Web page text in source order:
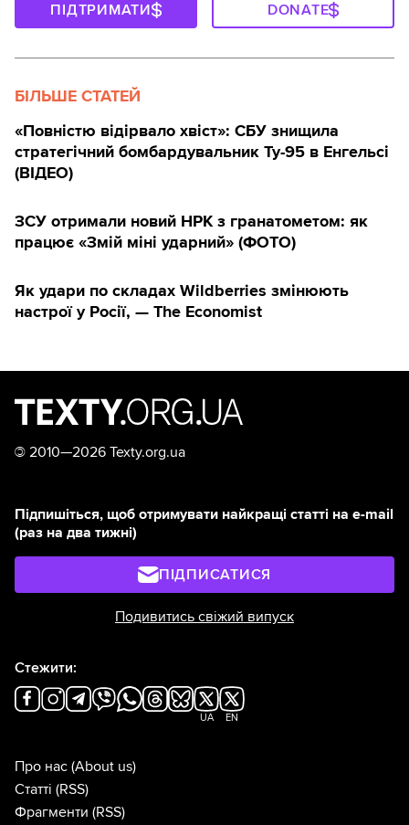
ПІДТРИМАТИ DONATE
БІЛЬШЕ СТАТЕЙ
«Повністю відірвало хвіст»: СБУ знищила
стратегічний бомбардувальник Ту-95 в Енгельсі
(ВІДЕО)
ЗСУ отримали новий НРК з гранатометом: як
працює «Змій міні ударний» (ФОТО)
Як удари по складах Wildberries змінюють
настрої у Росії, — The Economist
© 2010—2026 Texty.org.ua
Підпишіться, щоб отримувати найкращі статті на e-mail
(раз на два тижні)
ПІДПИСАТИСЯ
Подивитись свіжий випуск
Стежити:
UA EN
Про нас (About us)
Статті (RSS)
Фрагменти (RSS)